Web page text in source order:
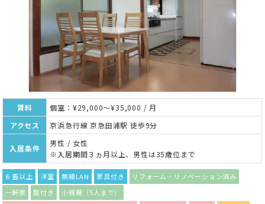
賃料
個室：¥29,000～¥35,000 / 月
アクセス
京浜急行線 京急田浦駅 徒歩9分
入居条件
男性 / 女性
※入居期間３ヵ月以上、男性は35歳位まで
６畳以上 洋室 無線LAN 家具付き
リフォーム・リノベーション済み
一軒家
庭付き
小規模（5人まで）